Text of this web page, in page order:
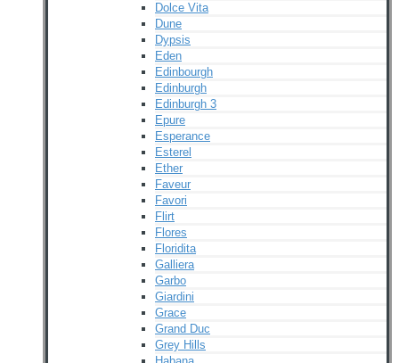
Dolce Vita
Dune
Dypsis
Eden
Edinbourgh
Edinburgh
Edinburgh 3
Epure
Esperance
Esterel
Ether
Faveur
Favori
Flirt
Flores
Floridita
Galliera
Garbo
Giardini
Grace
Grand Duc
Grey Hills